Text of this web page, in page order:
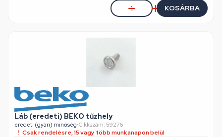
KOSÁRBA
Láb (eredeti) BEKO tűzhely
eredeti (gyári) minőség•Cikkszám: 59276
Csak rendelésre, 15 vagy több munkanapon belül